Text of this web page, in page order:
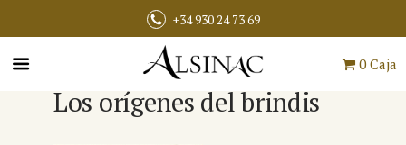
+34 930 24 73 69
0 Caja
Los orígenes del brindis